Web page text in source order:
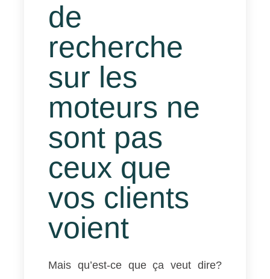
de
recherche
sur les
moteurs ne
sont pas
ceux que
vos clients
voient
Mais qu’est-ce que ça veut dire?